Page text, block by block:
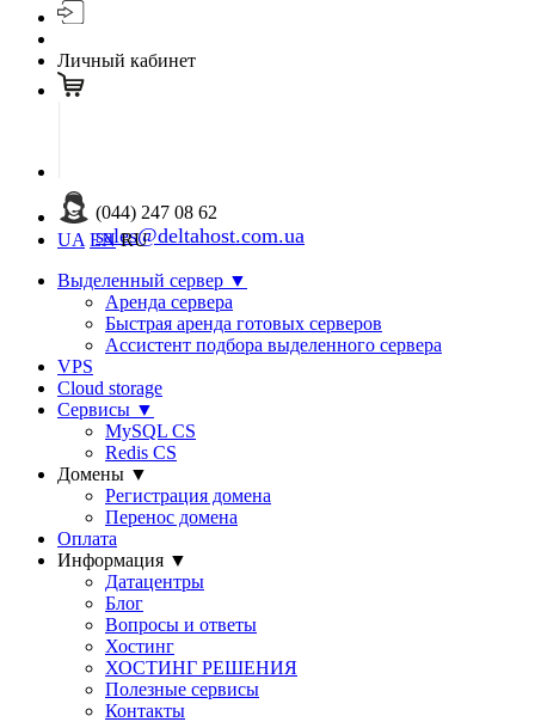
Личный кабинет
(044) 247 08 62
sales@deltahost.com.ua
UA EN RU
Выделенный сервер ▼
Аренда сервера
Быстрая аренда готовых серверов
Ассистент подбора выделенного сервера
VPS
Cloud storage
Сервисы ▼
MySQL CS
Redis CS
Домены ▼
Регистрация домена
Перенос домена
Оплата
Информация ▼
Датацентры
Блог
Вопросы и ответы
Хостинг
ХОСТИНГ РЕШЕНИЯ
Полезные сервисы
Контакты